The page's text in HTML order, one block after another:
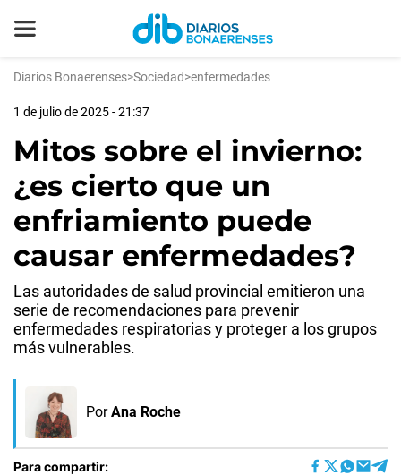
Diarios Bonaerenses>Sociedad>enfermedades
1 de julio de 2025 - 21:37
Mitos sobre el invierno:
¿es cierto que un
enfriamiento puede
causar enfermedades?
Las autoridades de salud provincial emitieron una
serie de recomendaciones para prevenir
enfermedades respiratorias y proteger a los grupos
más vulnerables.
Por Ana Roche
Para compartir: